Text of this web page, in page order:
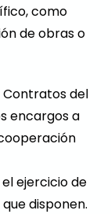
como
de obras o
Contratos del
encargos a
ejercicio de
disponen.